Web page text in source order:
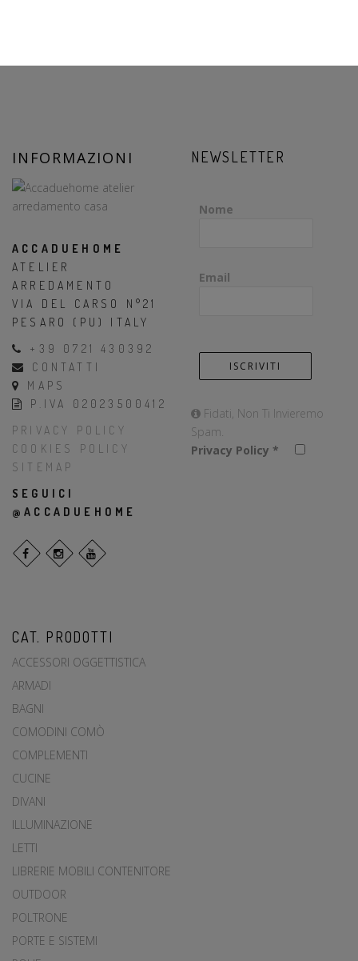
INFORMAZIONI
ACCADUEHOME
ATELIER
ARREDAMENTO
VIA DEL CARSO N°21
PESARO (PU) ITALY
+39 0721 430392
CONTATTI
MAPS
P.IVA 02023500412
PRIVACY POLICY
COOKIES POLICY
SITEMAP
SEGUICI
@ACCADUEHOME
NEWSLETTER
Nome
Email
Fidati, Non Ti Invieremo
Spam.
Privacy Policy *
CAT. PRODOTTI
ACCESSORI OGGETTISTICA
ARMADI
BAGNI
COMODINI COMÒ
COMPLEMENTI
CUCINE
DIVANI
ILLUMINAZIONE
LETTI
LIBRERIE MOBILI CONTENITORE
OUTDOOR
POLTRONE
PORTE E SISTEMI